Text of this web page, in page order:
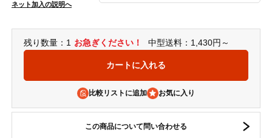
ネット加入の説明へ
残り数量：1 お急ぎください！ 中型送料：1,430円～
比較リストに追加
この商品について問い合わせる